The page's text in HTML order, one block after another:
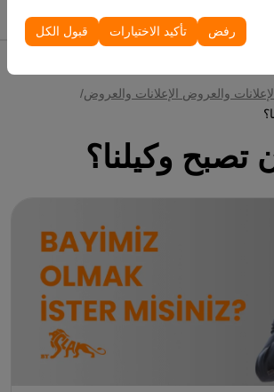
من خلال حفظ إعدادات واجهة المستخدم،
والإعدادات الأخرى.
رفض تأكيد الاختيارات قبول الكل
والعروض الإعلانات والعروض
تصبح وكيلنا؟